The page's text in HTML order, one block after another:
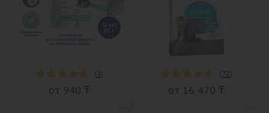
( 3)
от 940 ₸
( 72)
от 16 470 ₸